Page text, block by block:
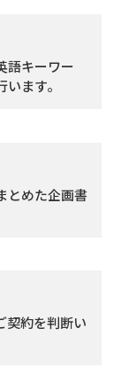
語キーワー
ます。
とめた企画書
契約を判断い